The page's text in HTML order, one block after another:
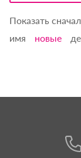
Показать
имя
новые